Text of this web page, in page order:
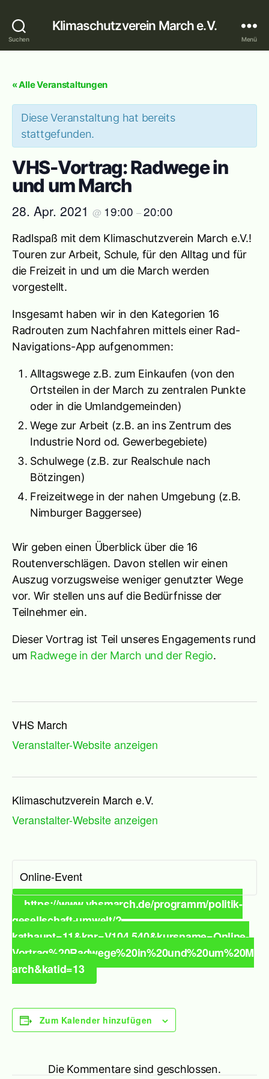
Suchen
Klimaschutzverein March e.V.
Menü
« Alle Veranstaltungen
Diese Veranstaltung hat bereits
stattgefunden.
VHS-Vortrag: Radwege in
und um March
28. Apr. 2021 @ 19:00 –20:00
Radlspaß mit dem Klimaschutzverein March e.V.!
Touren zur Arbeit, Schule, für den Alltag und für
die Freizeit in und um die March werden
vorgestellt.
Insgesamt haben wir in den Kategorien 16
Radrouten zum Nachfahren mittels einer Rad-
Navigations-App aufgenommen:
Alltagswege z.B. zum Einkaufen (von den
Ortsteilen in der March zu zentralen Punkte
oder in die Umlandgemeinden)
Wege zur Arbeit (z.B. an ins Zentrum des
Industrie Nord od. Gewerbegebiete)
Schulwege (z.B. zur Realschule nach
Bötzingen)
Freizeitwege in der nahen Umgebung (z.B.
Nimburger Baggersee)
Wir geben einen Überblick über die 16
Routenverschlägen. Davon stellen wir einen
Auszug vorzugsweise weniger genutzter Wege
vor. Wir stellen uns auf die Bedürfnisse der
Teilnehmer ein.
Dieser Vortrag ist Teil unseres Engagements rund
um Radwege in der March und der Regio.
VHS March
Veranstalter-Website anzeigen
Klimaschutzverein March e.V.
Veranstalter-Website anzeigen
Online-Event
https://www.vhsmarch.de/programm/politik-
gesellschaft-umwelt/?
kathaupt=11&knr=V104.540&kursname=Online-
Vortrag%20Radwege%20in%20und%20um%20M
arch&katid=13
Zum Kalender hinzufügen
Die Kommentare sind geschlossen.